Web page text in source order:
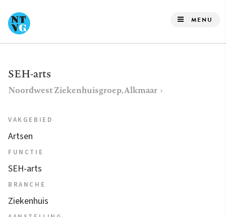
naar
de
gaan
MENU
SEH-arts
Noordwest Ziekenhuisgroep, Alkmaar
VAKGEBIED
Artsen
FUNCTIE
SEH-arts
BRANCHE
Ziekenhuis